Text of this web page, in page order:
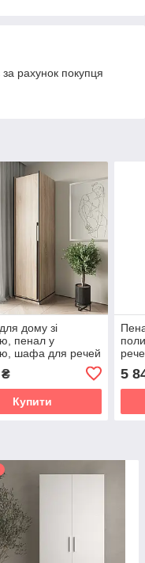
рахунок покупця
дому зі
пенал у
шафа для речей
Купити
5